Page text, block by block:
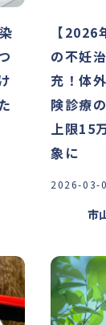
【
の不妊
充！体
険診療
上限15
象に
2026-03-
市